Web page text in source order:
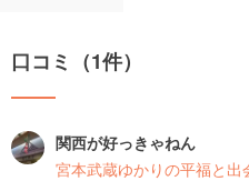
口コミ（1件）
関西が好っきゃねん
宮本武蔵ゆかりの平福と出